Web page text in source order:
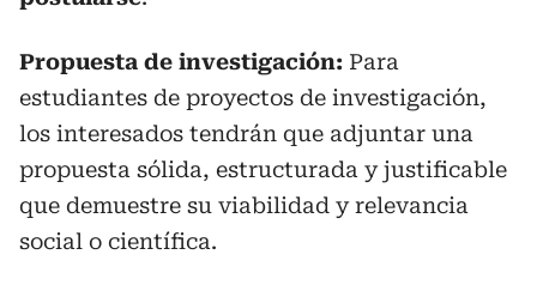
Propuesta de investigación: Para
estudiantes de proyectos de investigación,
los interesados tendrán que adjuntar una
propuesta sólida, estructurada y justificable
que demuestre su viabilidad y relevancia
social o científica.